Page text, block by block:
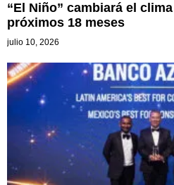
“El Niño” cambiará el
próximos 18 meses
julio 10, 2026